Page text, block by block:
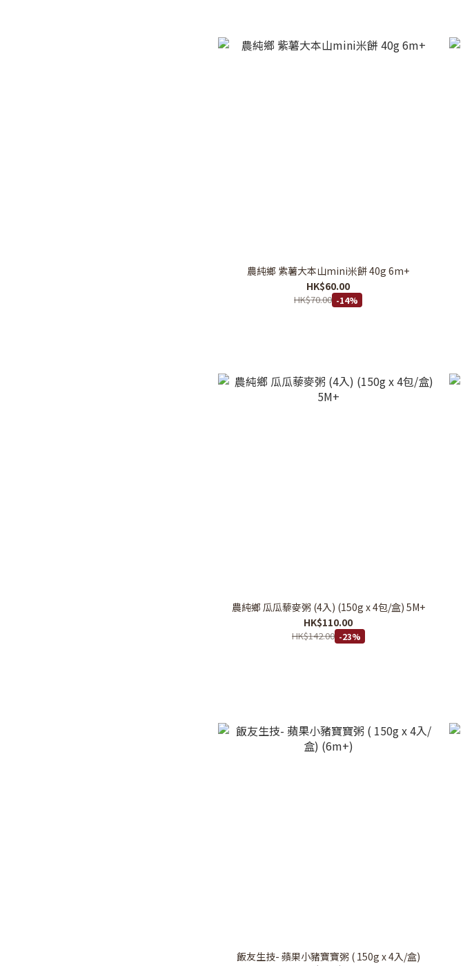
農純鄉 紫薯大本山mini米餅 40g 6m+
HK$60.00
HK$70.00 -14%
農純鄉 瓜瓜藜麥粥 (4入) (150g x 4包/盒) 5M+
HK$110.00
HK$142.00 -23%
飯友生技- 蘋果小豬寶寶粥 ( 150g x 4入/盒)